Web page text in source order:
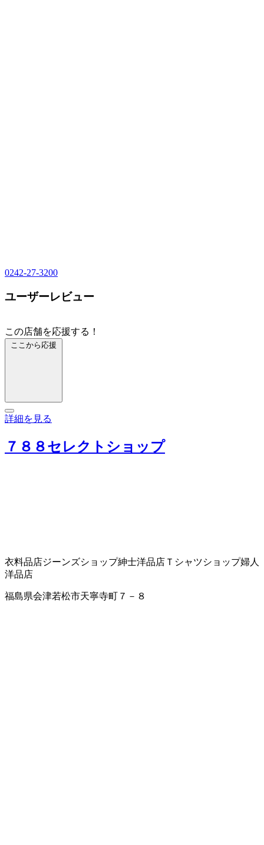
0242-27-3200
ユーザーレビュー
この店舗を応援する！
ここから応援
詳細を見る
７８８セレクトショップ
衣料品店ジーンズショップ紳士洋品店 Ｔシャツショップ婦人
洋品店
福島県会津若松市天寧寺町７－８